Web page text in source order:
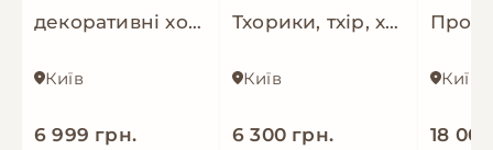
декоративні хорьки, фретки колір пастель, панда та соболь
Київ
6 999 грн.
Тхорики, тхір, хорек, фретка - ручні різнобарвні малюки
Київ
6 300 грн.
Київ
18